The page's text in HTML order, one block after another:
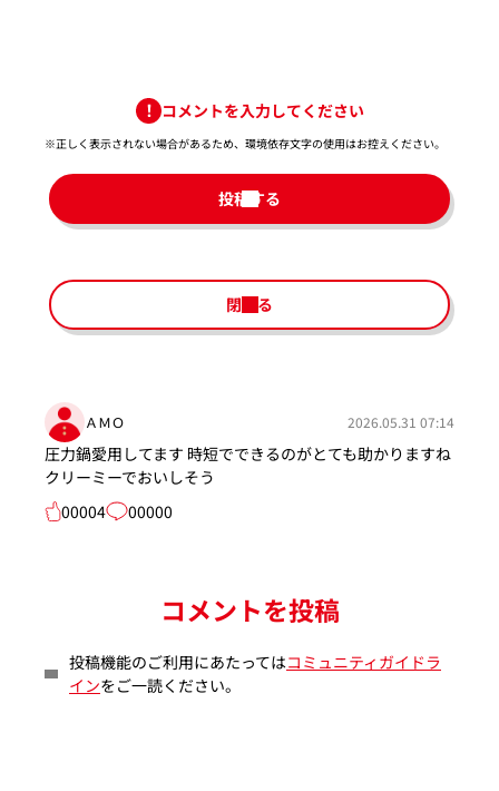
コメントを入力してください
※正しく表示されない場合があるため、環境依存文字の使用はお控えください。​
投稿する
閉じる
ＡＭＯ 2026.05.31 07:14
圧力鍋愛用してます 時短でできるのがとても助かりますね
クリーミーでおいしそう
00004
00000
コメントを投稿
投稿機能のご利用にあたってはコミュニティガイドラ
インをご一読ください。